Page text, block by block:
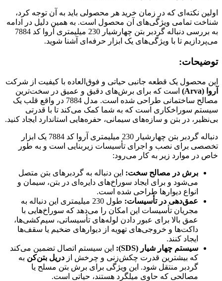
اولین نکته‌ای که در زمان خرید هر محصولی باید به آن توجه کرد،
شناخت تمامی ویژگی‌های آن محصول است. به همین دلیل در ادامه
به بررسی دنباله گردبر بتن چهارشیار 230 میلیمتری آروا کد 7884
می‌پردازیم تا با ویژگی‌های یک ابزار حرفه‌ای آشنا شوید.
توضیحات:
این محصول یک قطعه جانبی حیاتی و فوق‌العاده با کیفیت از شرکت
آروا (Arva)
است که برای برش‌های دقیق و عمیق در سخت‌ترین
مصالح ساختمانی طراحی شده است. مدل 7884 در واقع قلب یک
سیستم سوراخکاری است که به شما کمک می‌کند تا با قدرتی
بی‌نظیر، در بتن و سازه‌های سیمانی، حفره‌هایی استاندارد ایجاد کنید.
دنباله گردبر بتن چهارشیار 230 میلیمتری آروا کد 7884 یک ابزار
تخصصی برای نصب و اجرای تأسیسات زیربنایی است و به طور
خاص در موارد زیر به کار می‌رود:
برش در مصالح سخت: این دنباله به گردبرهای بتن متصل
می‌شود و برای ایجاد سوراخ‌های دایره‌ای در بتن، سیمان و
انواع دیوارها طراحی شده است.
عمق‌دهی در تأسیسات:
طول 230 میلیمتری این دنباله به
مجریان تأسیسات این امکان را می‌دهد که سوراخ‌هایی با
عمق بالا برای عبور دادن لوله‌های تأسیساتی، سیم‌کشی‌ها،
داکت‌ها و خروجی‌های تهویه از دیوارهای ضخیم یا سقف‌ها
ایجاد کنند.
سیستم چهار شیار (SDS):
این سیستم اتصال تضمین می‌کند
که بیشترین قدرت چکش‌زنی و چرخش از دریل بتن‌کن به
گردبر منتقل شود. این ویژگی برای برش بتن مسلح یا
مصالحی که حاوی میلگرد هستند، حیاتی است.